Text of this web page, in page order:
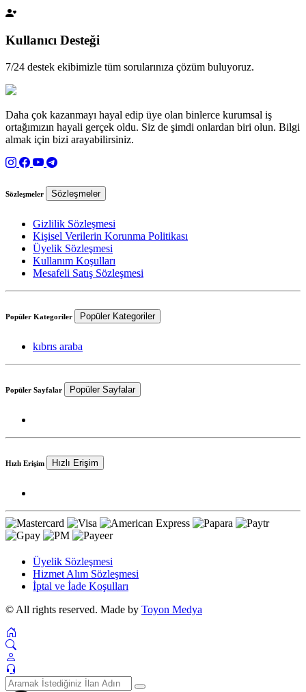
Kullanıcı Desteği
7/24 destek ekibimizle tüm sorularınıza çözüm buluyoruz.
Daha çok kazanmayı hayal edip üye olan binlerce kurumsal iş
ortağımızın hayali gerçek oldu. Siz de şimdi onlardan biri olun. Bilgi
almak için bizi arayabilirsiniz.
Sözleşmeler Sözleşmeler
Gizlilik Sözleşmesi
Kişisel Verilerin Korunma Politikası
Üyelik Sözleşmesi
Kullanım Koşulları
Mesafeli Satış Sözleşmesi
Popüler Kategoriler Popüler Kategoriler
kıbrıs araba
Popüler Sayfalar Popüler Sayfalar
Hızlı Erişim Hızlı Erişim
Üyelik Sözleşmesi
Hizmet Alım Sözleşmesi
İptal ve İade Koşulları
© All rights reserved. Made by Toyon Medya